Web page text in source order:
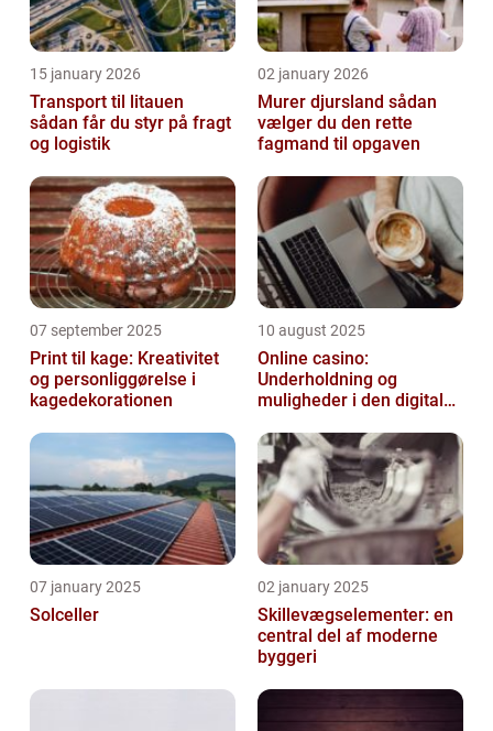
15 january 2026
Transport til litauen
sådan får du styr på fragt
og logistik
02 january 2026
Murer djursland sådan
vælger du den rette
fagmand til opgaven
07 september 2025
Print til kage: Kreativitet
og personliggørelse i
kagedekorationen
10 august 2025
Online casino:
Underholdning og
muligheder i den digitale
07 january 2025
Solceller
02 january 2025
Skillevægselementer: en
central del af moderne
byggeri